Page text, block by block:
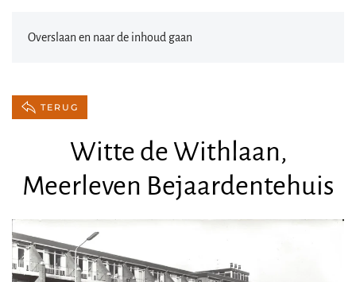
Overslaan en naar de inhoud gaan
TERUG
Witte de Withlaan,
Meerleven Bejaardentehuis